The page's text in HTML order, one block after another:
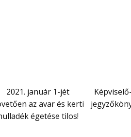
2021. január 1-jét
az avar és kerti
égetése tilos!